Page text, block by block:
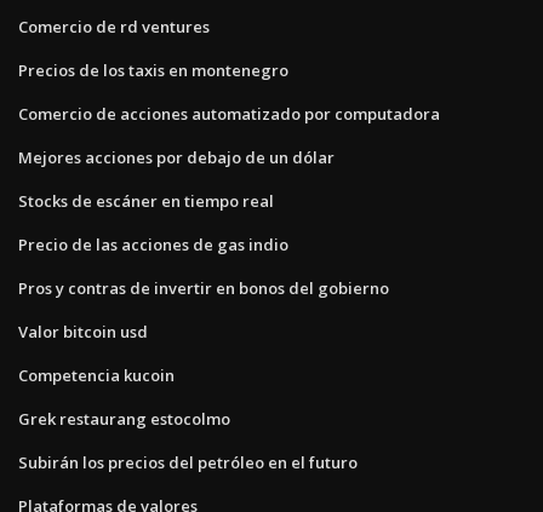
Comercio de rd ventures
Precios de los taxis en montenegro
Comercio de acciones automatizado por computadora
Mejores acciones por debajo de un dólar
Stocks de escáner en tiempo real
Precio de las acciones de gas indio
Pros y contras de invertir en bonos del gobierno
Valor bitcoin usd
Competencia kucoin
Grek restaurang estocolmo
Subirán los precios del petróleo en el futuro
Plataformas de valores